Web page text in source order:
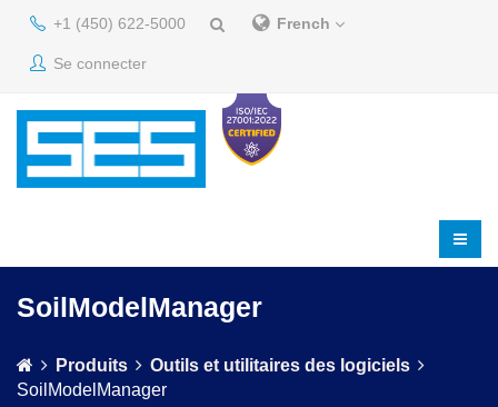
+1 (450) 622-5000 French
Se connecter
SoilModelManager
Produits
Outils et utilitaires des logiciels
SoilModelManager